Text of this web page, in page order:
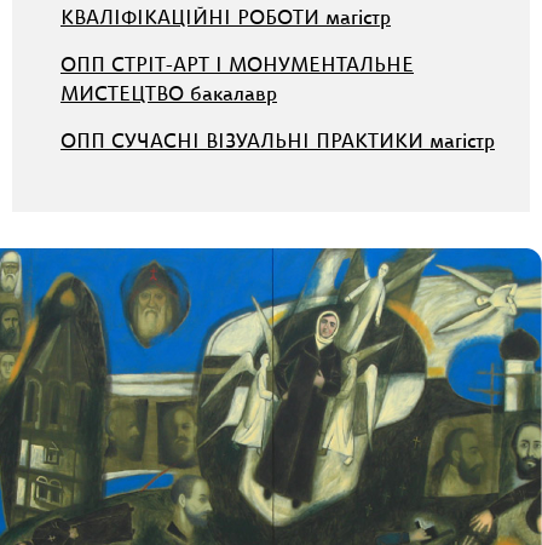
КВАЛІФІКАЦІЙНІ РОБОТИ магістр
ОПП СТРІТ-АРТ І МОНУМЕНТАЛЬНЕ
МИСТЕЦТВО бакалавр
ОПП СУЧАСНІ ВІЗУАЛЬНІ ПРАКТИКИ магістр